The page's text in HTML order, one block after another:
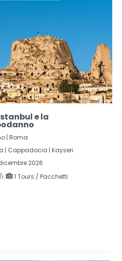
Istanbul e la
| Roma
| Cappadocia | Kayseri
2026
i
1 Tours / Pacchetti